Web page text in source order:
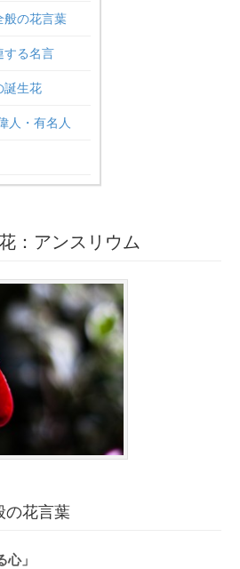
般の花言葉
する名言
誕生花
人・有名人
：アンスリウム
の花言葉
心」